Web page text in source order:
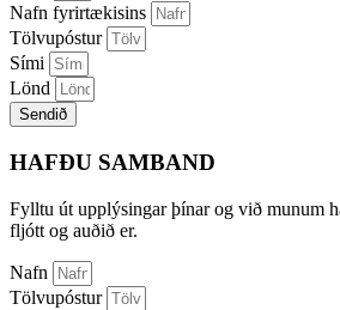
Nafn fyrirtækisins
Tölvupóstur
Sími
Lönd
Sendið
HAFÐU SAMBAND
Fylltu út upplýsingar þínar og við munum
fljótt og auðið er.
Nafn
Tölvupóstur